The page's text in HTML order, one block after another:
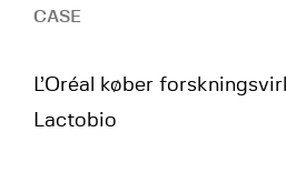
CASE
L’Oréal køber
Lactobio